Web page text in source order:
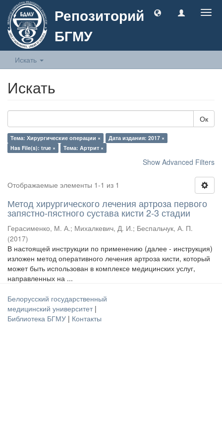
Репозиторий
БГМУ
Искать
Искать
Ок
Тема: Хирургические операции ×
Дата издания: 2017 ×
Has File(s): true ×
Тема: Артрит ×
Show Advanced Filters
Отображаемые элементы 1-1 из 1
Метод хирургического лечения артроза первого
запястно-пястного сустава кисти 2-3 стадии
Герасименко, М. А.; Михалкевич, Д. И.; Беспальчук, А. П.
(2017)
В настоящей инструкции по применению (далее - инструкция)
изложен метод оперативного лечения артроза кисти, который
может быть использован в комплексе медицинских услуг,
направленных на ...
Белорусский государственный
медицинский университет |
Библиотека БГМУ | Контакты